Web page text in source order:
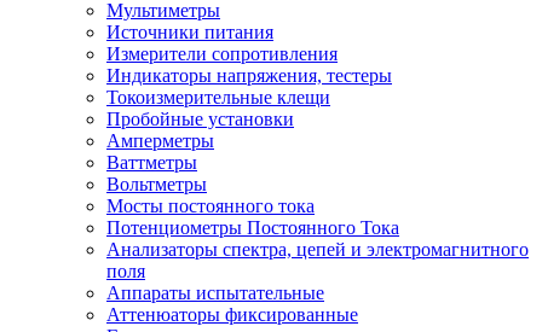
Мультиметры
Источники питания
Измерители сопротивления
Индикаторы напряжения, тестеры
Токоизмерительные клещи
Пробойные установки
Амперметры
Ваттметры
Вольтметры
Мосты постоянного тока
Потенциометры Постоянного Тока
Анализаторы спектра, цепей и электромагнитного
поля
Аппараты испытательные
Аттенюаторы фиксированные